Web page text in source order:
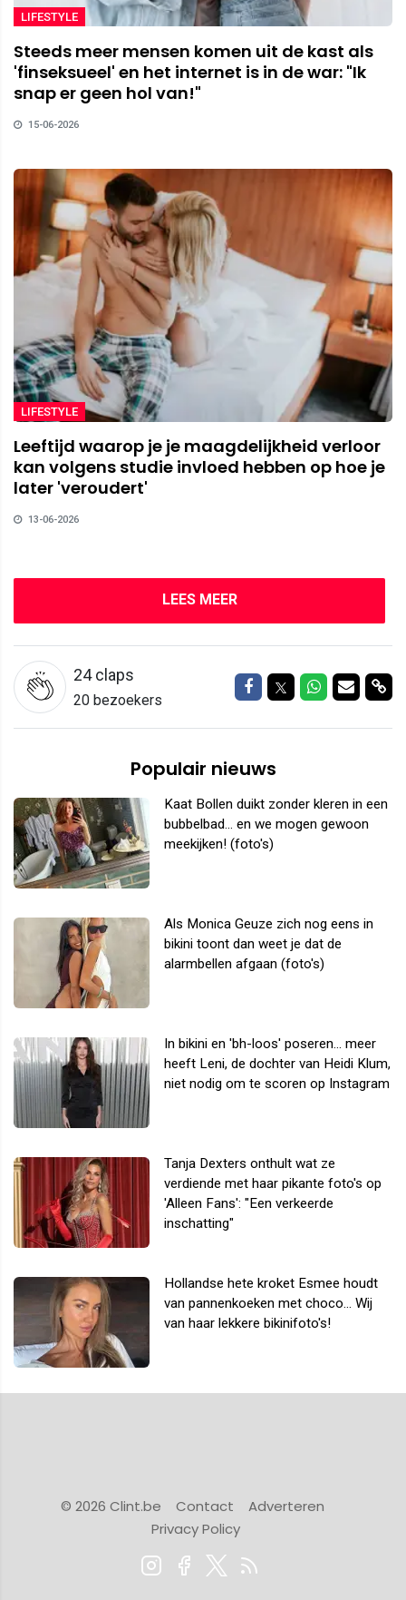
LIFESTYLE
Steeds meer mensen komen uit de kast als
'finseksueel' en het internet is in de war: "Ik
snap er geen hol van!"
15-06-2026
LIFESTYLE
Leeftijd waarop je je maagdelijkheid verloor
kan volgens studie invloed hebben op hoe je
later 'veroudert'
13-06-2026
LEES MEER
24claps
20 bezoekers
Delen op Facebook
Delen op Twitter
Delen op
Delen
Populair nieuws
Kaat Bollen duikt zonder kleren in een
bubbelbad... en we mogen gewoon
meekijken! (foto's)
Als Monica Geuze zich nog eens in
bikini toont dan weet je dat de
alarmbellen afgaan (foto's)
In bikini en 'bh-loos' poseren... meer
heeft Leni, de dochter van Heidi Klum,
niet nodig om te scoren op Instagram
Tanja Dexters onthult wat ze
verdiende met haar pikante foto's op
'Alleen Fans': "Een verkeerde
inschatting"
Hollandse hete kroket Esmee houdt
van pannenkoeken met choco... Wij
van haar lekkere bikinifoto's!
© 2026 Clint.be Contact
Adverteren
Privacy Policy